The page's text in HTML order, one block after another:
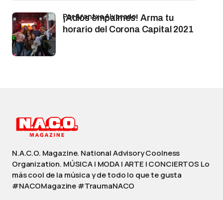
¡Adiós empalmes! Arma tu
horario del Corona Capital 2021
por Arantxa Alvarado
N.A.C.O. Magazine. National Advisory Coolness
Organization. MÚSICA | MODA | ARTE | CONCIERTOS Lo
más cool de la música y de todo lo que te gusta
#NACOMagazine #TraumaNACO